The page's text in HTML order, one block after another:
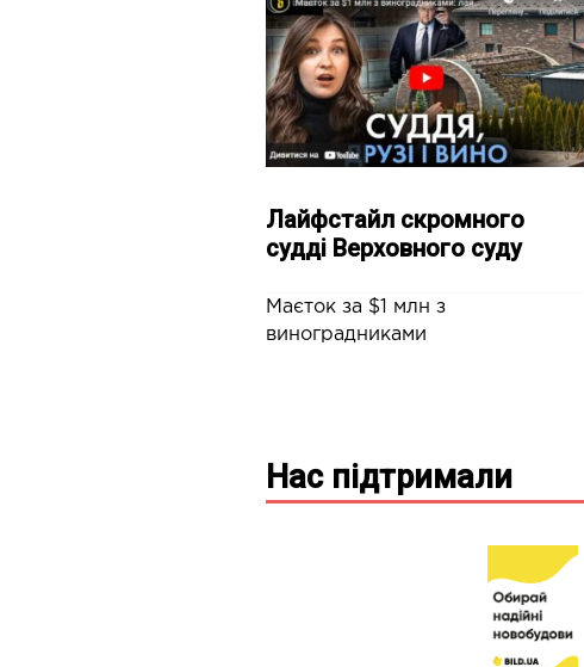
Лайфстайл скромного
судді Верховного суду
Маєток за $1 млн з
виноградниками
Нас підтримали